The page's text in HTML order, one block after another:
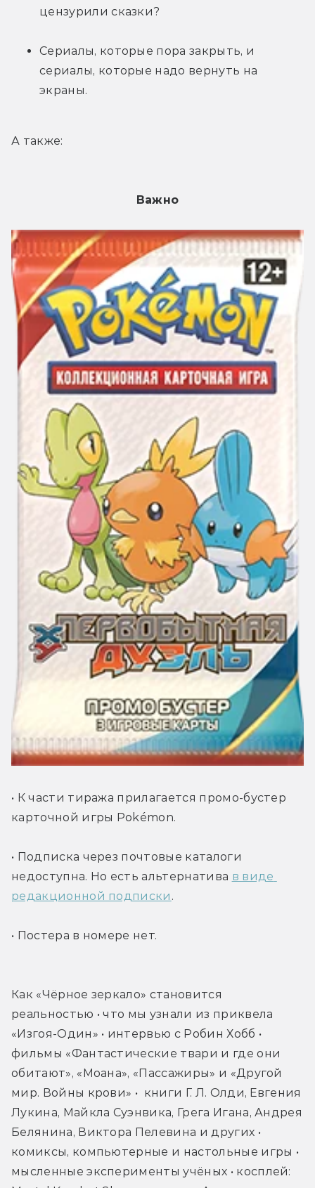
цензурили сказки?
Сериалы, которые пора закрыть, и
сериалы, которые надо вернуть на
экраны.
А также:
Важно
• К части тиража прилагается промо-бустер
карточной игры Pokémon.
• Подписка через почтовые каталоги
недоступна. Но есть альтернатива в виде
редакционной подписки .
• Постера в номере нет.
Как «Чёрное зеркало» становится
реальностью • что мы узнали из приквела
«Изгоя-Один» • интервью с Робин Хобб •
фильмы «Фантастические твари и где они
обитают», «Моана», «Пассажиры» и «Другой
мир. Войны крови» •  книги Г. Л. Олди, Евгения
Лукина, Майкла Суэнвика, Грега Игана, Андрея
Белянина, Виктора Пелевина и других •
комиксы, компьютерные и настольные игры •
мысленные эксперименты учёных • косплей: